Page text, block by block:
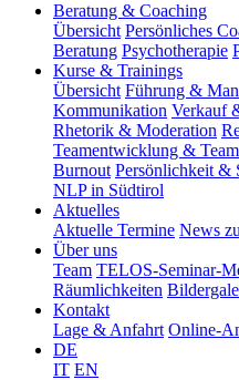
Beratung & Coaching
Übersicht Persönliches
Beratung Psychotherapie
Kurse & Trainings
Übersicht Führung &
Kommunikation Verkauf
Rhetorik & Moderation
Teamentwicklung &
Burnout Persönlichkeit &
NLP in Südtirol
Aktuelles
Aktuelle Termine News
Über uns
Team TELOS-Seminar-
Räumlichkeiten
Kontakt
Lage & Anfahrt Online-
DE
IT EN